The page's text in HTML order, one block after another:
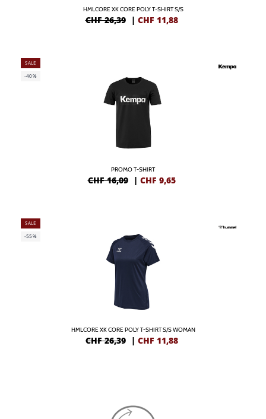
HMLCORE XK CORE POLY T-SHIRT S/S
CHF 26,39 | CHF 11,88
SALE
-40%
PROMO T-SHIRT
CHF 16,09 | CHF 9,65
SALE
-55%
HMLCORE XK CORE POLY T-SHIRT S/S WOMAN
CHF 26,39 | CHF 11,88